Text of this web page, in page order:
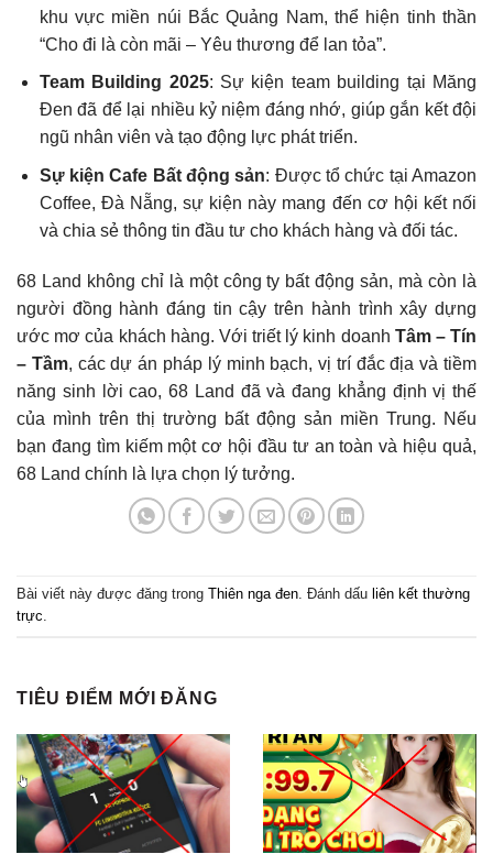
khu vực miền núi Bắc Quảng Nam, thể hiện tinh thần
“Cho đi là còn mãi – Yêu thương để lan tỏa”.
Team Building 2025: Sự kiện team building tại Măng
Đen đã để lại nhiều kỷ niệm đáng nhớ, giúp gắn kết đội
ngũ nhân viên và tạo động lực phát triển.
Sự kiện Cafe Bất động sản: Được tổ chức tại Amazon
Coffee, Đà Nẵng, sự kiện này mang đến cơ hội kết nối
và chia sẻ thông tin đầu tư cho khách hàng và đối tác.
68 Land không chỉ là một công ty bất động sản, mà còn là
người đồng hành đáng tin cậy trên hành trình xây dựng
ước mơ của khách hàng. Với triết lý kinh doanh Tâm – Tín
– Tầm, các dự án pháp lý minh bạch, vị trí đắc địa và tiềm
năng sinh lời cao, 68 Land đã và đang khẳng định vị thế
của mình trên thị trường bất động sản miền Trung. Nếu
bạn đang tìm kiếm một cơ hội đầu tư an toàn và hiệu quả,
68 Land chính là lựa chọn lý tưởng.
Bài viết này được đăng trong Thiên nga đen . Đánh dấu liên kết thường
trực
TIÊU ĐIỂM MỚI ĐĂNG